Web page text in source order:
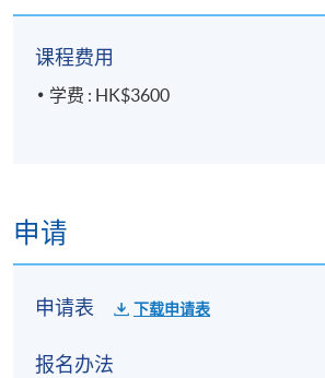
课程费用
学费 : HK$3600
申请
申请表 下载申请表
报名办法